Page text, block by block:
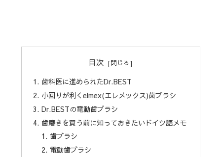
目次
歯科医に進められたDr.BEST
小回りが利くelmex(エレメックス)歯ブラシ
Dr.BESTの電動歯ブラシ
歯磨きを買う前に知っておきたいドイツ語メモ
歯ブラシ
電動歯ブラシ